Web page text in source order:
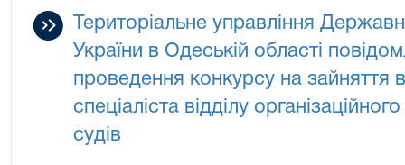
Територіальне управління
України в Одеській області
проведення конкурсу на зайняття
спеціаліста відділу
судів